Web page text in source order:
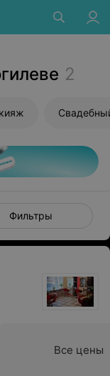
2
Фильтры
Все цены